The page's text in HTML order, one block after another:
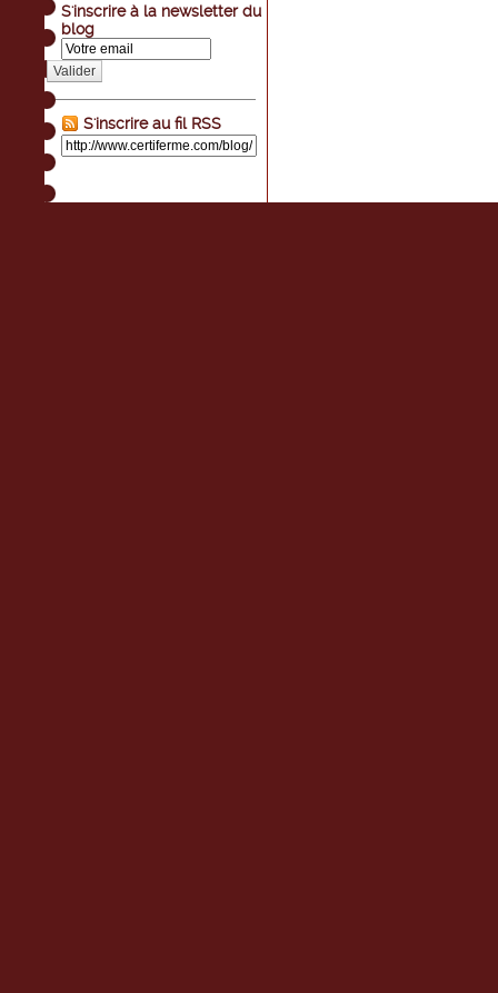
S'inscrire à la newsletter du
blog
Valider
S'inscrire au fil RSS